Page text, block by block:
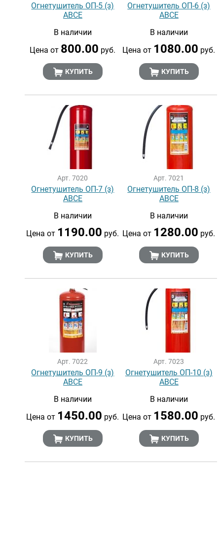
Огнетушитель ОП-5 (з)
АВСЕ
В наличии
Цена от 800.00 руб.
КУПИТЬ
Огнетушитель ОП-6 (з)
АВСЕ
В наличии
Цена от 1080.00 руб.
КУПИТЬ
Арт. 7020
Огнетушитель ОП-7 (з)
АВСЕ
В наличии
Цена от 1190.00 руб.
КУПИТЬ
Арт. 7021
Огнетушитель ОП-8 (з)
АВСЕ
В наличии
Цена от 1280.00 руб.
КУПИТЬ
Арт. 7022
Огнетушитель ОП-9 (з)
АВСЕ
В наличии
Цена от 1450.00 руб.
КУПИТЬ
Арт. 7023
Огнетушитель ОП-10 (з)
АВСЕ
В наличии
Цена от 1580.00 руб.
КУПИТЬ